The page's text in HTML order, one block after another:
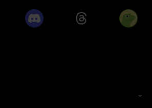
易將不計入有效交易量。
友分享活動頁面的邀請連結，並讓其通過此連
獲得 Launchpool、Launchpad 及 Airdrop+
的邀請獎勵，不影響 Launchpad